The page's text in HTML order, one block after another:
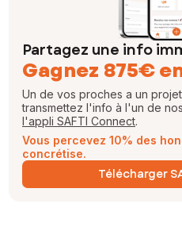
Partagez une info
Gagnez 875€
Un de vos proches a un
transmettez l'info à l'un de
l'appli SAFTI Connect.
Vous percevez 10% des
concrétise.
Télécharger